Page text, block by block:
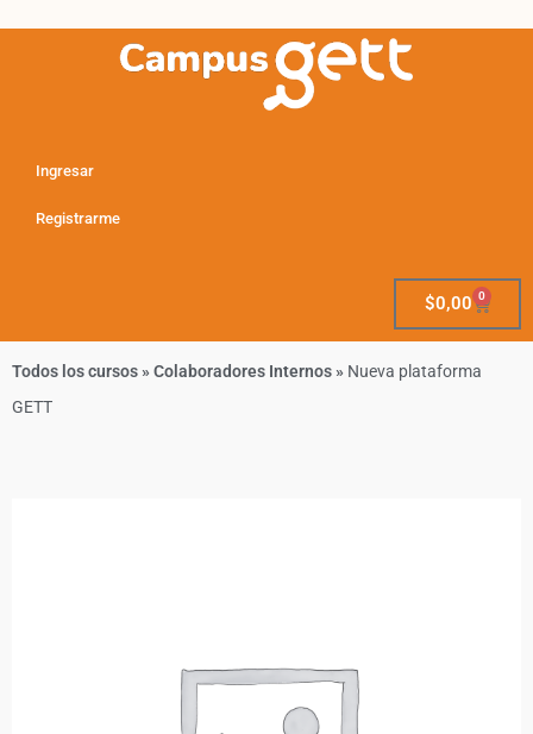
Ingresar
Registrarme
$0,00 0
Todos los cursos»Colaboradores Internos» Nueva plataforma
GETT